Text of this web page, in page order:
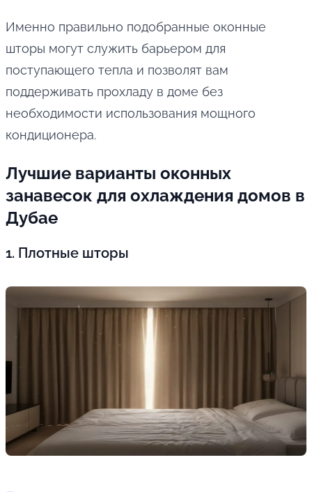
Именно правильно подобранные оконные
шторы могут служить барьером для
поступающего тепла и позволят вам
поддерживать прохладу в доме без
необходимости использования мощного
кондиционера.
Лучшие варианты оконных
занавесок для охлаждения домов в
Дубае
1. Плотные шторы